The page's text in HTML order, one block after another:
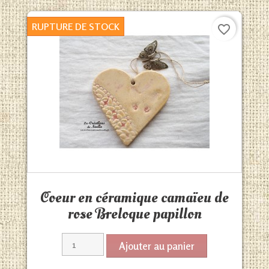
Coeur en céramique camaïeu de
rose Breloque papillon
Ajouter au panier
RUPTURE DE STOCK favorite_border